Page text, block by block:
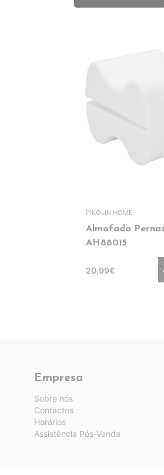
PIKOLIN HOME
Almofada
AH88015
20,99€
Empresa
Sobre nós
Contactos
Horários
Assistência Pós-Venda